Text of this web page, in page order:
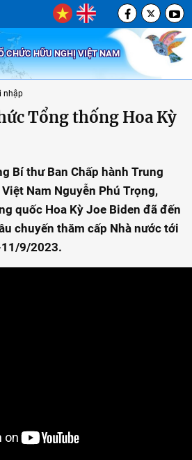
CHỨC HỮU NGHỊ VIỆT NAM
nhập
Tổng thống Hoa Kỳ
Bí thư Ban Chấp hành Trung
Nam Nguyễn Phú Trọng,
quốc Hoa Kỳ Joe Biden đã đến
chuyến thăm cấp Nhà nước tới
9/2023.